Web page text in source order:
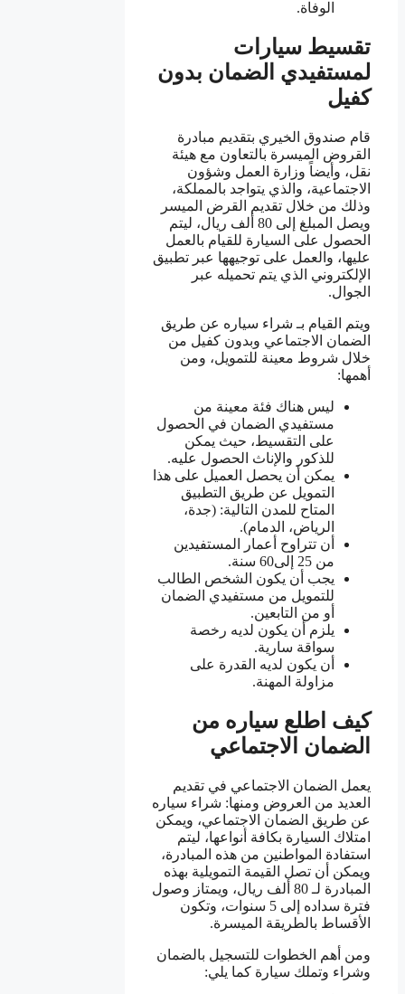
الوفاة.
تقسيط سيارات
لمستفيدي الضمان بدون
كفيل
قام صندوق الخيري بتقديم مبادرة
القروض الميسرة بالتعاون مع هيئة
نقل، وأيضاً وزارة العمل وشؤون
الاجتماعية، والذي يتواجد بالمملكة،
وذلك من خلال تقديم القرض الميسر
ويصل المبلغ إلى 80 ألف ريال، ليتم
الحصول على السيارة للقيام بالعمل
عليها، والعمل على توجيهها عبر تطبيق
الإلكتروني الذي يتم تحميله عبر
الجوال.
ويتم القيام بـ شراء سياره عن طريق
الضمان الاجتماعي وبدون كفيل من
خلال شروط معينة للتمويل، ومن
أهمها:
ليس هناك فئة معينة من
مستفيدي الضمان في الحصول
على التقسيط، حيث يمكن
للذكور والإناث الحصول عليه.
يمكن أن يحصل العميل على هذا
التمويل عن طريق التطبيق
المتاح للمدن التالية: (جدة،
الرياض، الدمام).
أن تتراوح أعمار المستفيدين
من 25 إلى60 سنة.
يجب أن يكون الشخص الطالب
للتمويل من مستفيدي الضمان
أو من التابعين.
يلزم أن يكون لديه رخصة
سواقة سارية.
أن يكون لديه القدرة على
مزاولة المهنة.
كيف اطلع سياره من
الضمان الاجتماعي
يعمل الضمان الاجتماعي في تقديم
العديد من العروض ومنها: شراء سياره
عن طريق الضمان الاجتماعي، ويمكن
امتلاك السيارة بكافة أنواعها، ليتم
استفادة المواطنين من هذه المبادرة،
ويمكن أن تصل القيمة التمويلية بهذه
المبادرة لـ 80 ألف ريال، ويمتاز وصول
فترة سداده إلى 5 سنوات، وتكون
الأقساط بالطريقة الميسرة.
ومن أهم الخطوات للتسجيل بالضمان
وشراء وتملك سيارة كما يلي: